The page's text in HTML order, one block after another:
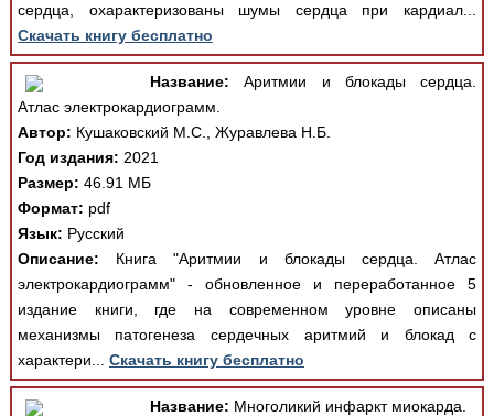
сердца, охарактеризованы шумы сердца при кардиал...
Скачать книгу бесплатно
Название: Аритмии и блокады сердца.
Атлас электрокардиограмм.
Автор: Кушаковский М.С., Журавлева Н.Б.
Год издания: 2021
Размер: 46.91 МБ
Формат: pdf
Язык: Русский
Описание: Книга "Аритмии и блокады сердца. Атлас
электрокардиограмм" - обновленное и переработанное 5
издание книги, где на современном уровне описаны
механизмы патогенеза сердечных аритмий и блокад с
характери... Скачать книгу бесплатно
Название: Многоликий инфаркт миокарда.